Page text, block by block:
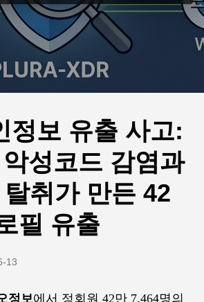
정보 유출 사고:
성코드 감염과
취가 만든 42
필 유출
13
정보에서 정회원 42만 7,464명의